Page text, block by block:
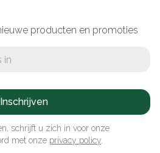
producten en promoties
Inschrijven
schrijft u zich in voor onze
met onze privacy policy